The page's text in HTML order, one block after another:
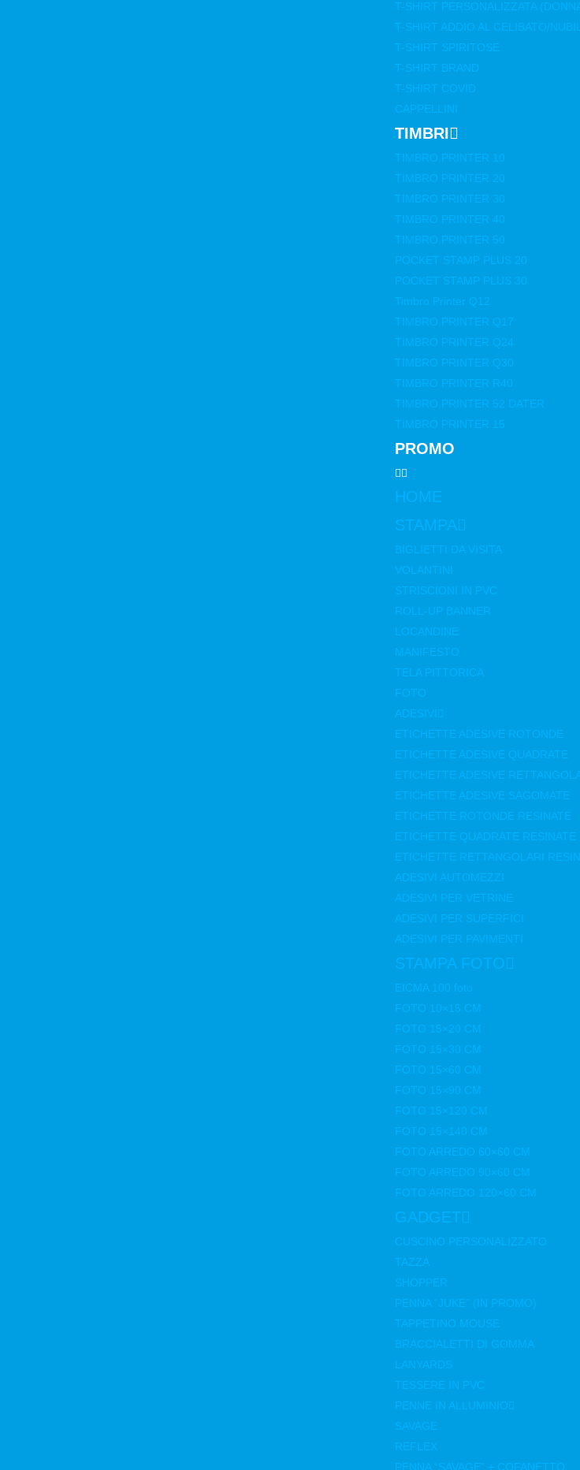
T-SHIRT PERSONALIZZATA
T-SHIRT ADDIO AL CELIBATO/
T-SHIRT SPIRITOSE
T-SHIRT BRAND
T-SHIRT COVID
CAPPELLINI
TIMBRI
TIMBRO PRINTER 10
TIMBRO PRINTER 20
TIMBRO PRINTER 30
TIMBRO PRINTER 40
TIMBRO PRINTER 50
POCKET STAMP PLUS 20
POCKET STAMP PLUS 30
Timbro Printer Q12
TIMBRO PRINTER Q17
TIMBRO PRINTER Q24
TIMBRO PRINTER Q30
TIMBRO PRINTER R40
TIMBRO PRINTER 52 DATER
TIMBRO PRINTER 15
PROMO
HOME
STAMPA
BIGLIETTI DA VISITA
VOLANTINI
STRISCIONI IN PVC
ROLL-UP BANNER
LOCANDINE
MANIFESTO
TELA PITTORICA
FOTO
ADESIVI
ETICHETTE ADESIVE ROTONDE
ETICHETTE ADESIVE QUADRATE
ETICHETTE ADESIVE
ETICHETTE ADESIVE SAGOMATE
ETICHETTE ROTONDE RESINATE
ETICHETTE QUADRATE RESINATE
ETICHETTE RETTANGOLARI
ADESIVI AUTOMEZZI
ADESIVI PER VETRINE
ADESIVI PER SUPERFICI
ADESIVI PER PAVIMENTI
STAMPA FOTO
EICMA 100 foto
FOTO 10×15 CM
FOTO 15×20 CM
FOTO 15×30 CM
FOTO 15×60 CM
FOTO 15×90 CM
FOTO 15×120 CM
FOTO 15×140 CM
FOTO ARREDO 60×60 CM
FOTO ARREDO 90×60 CM
FOTO ARREDO 120×60 CM
GADGET
CUSCINO PERSONALIZZATO
TAZZA
SHOPPER
PENNA “JUKE” (IN PROMO)
TAPPETINO MOUSE
BRACCIALETTI DI GOMMA
LANYARDS
TESSERE IN PVC
PENNE IN ALLUMINIO
SAVAGE
REFLEX
PENNA “SAVAGE” + COFANETTO